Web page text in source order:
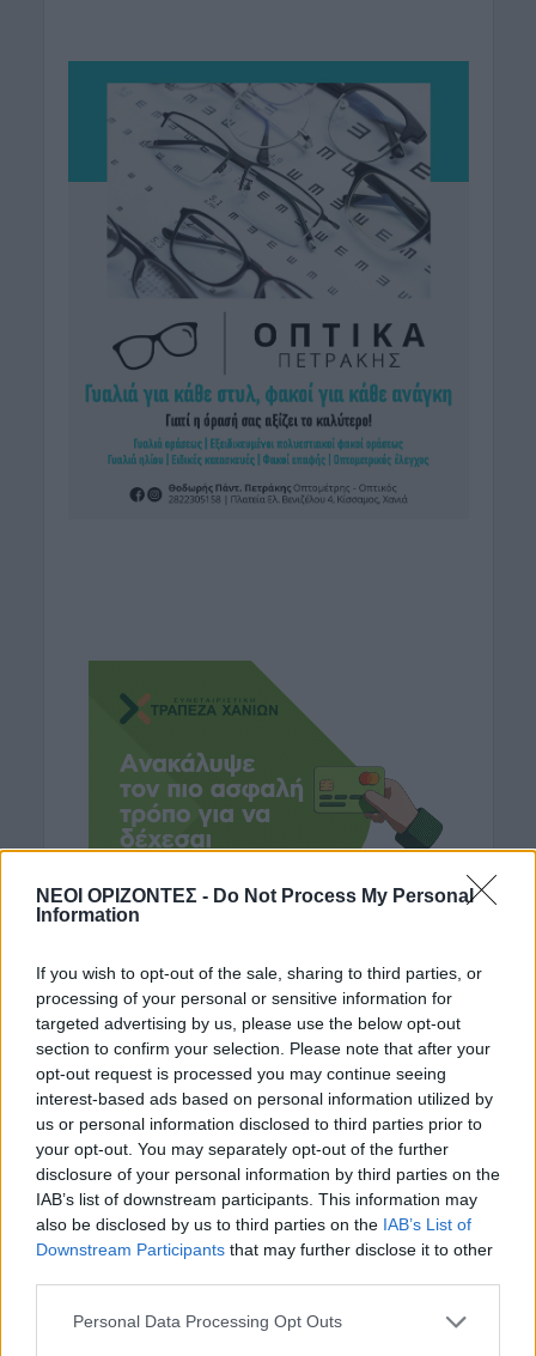
ΝΕΟΙ ΟΡΙΖΟΝΤΕΣ - Do Not Process My Personal
Information
If you wish to opt-out of the sale, sharing to third parties, or
processing of your personal or sensitive information for
targeted advertising by us, please use the below opt-out
section to confirm your selection. Please note that after your
opt-out request is processed you may continue seeing
interest-based ads based on personal information utilized by
us or personal information disclosed to third parties prior to
your opt-out. You may separately opt-out of the further
disclosure of your personal information by third parties on the
IAB’s list of downstream participants. This information may
also be disclosed by us to third parties on the IAB’s List of
Downstream Participants that may further disclose it to other
Personal Data Processing Opt Outs
ΡΟΗ ΕΙΔΗΣΕΩΝ
ΑΓΡΟΤΙΚΑ
«Φωτιά» στις τιμές του ελαιολάδου
βάζουν πυρκαγιές, καύσωνας και
ξηρασία
5 Αυγούστου 2026 23:03
ΔΉΜΟΣ ΚΙΣΆΜΟΥ
Κίσαμος: Εκδήλωση για τη μάχη του
ΕΛΑΣ στο Κατσοματάδο
5 Αυγούστου 2026 22:47
ΚΡΗΤΗ